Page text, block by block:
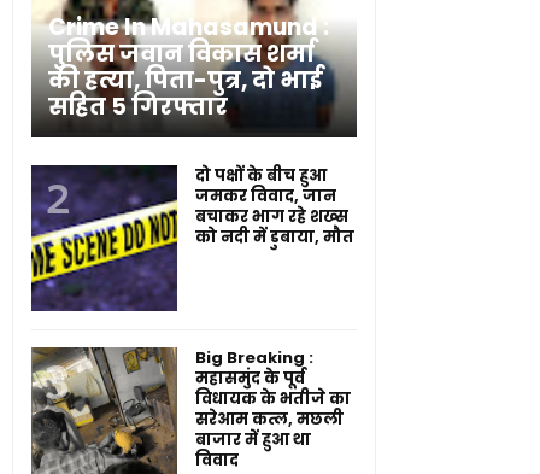
Crime In Mahasamund :
पुलिस जवान विकास शर्मा
की हत्या, पिता-पुत्र, दो भाई
सहित 5 गिरफ्तार
दो पक्षों के बीच हुआ
जमकर विवाद, जान
बचाकर भाग रहे शख्स
को नदी में डुबाया, मौत
Big Breaking :
महासमुंद के पूर्व
विधायक के भतीजे का
सरेआम कत्ल, मछली
बाजार में हुआ था
विवाद